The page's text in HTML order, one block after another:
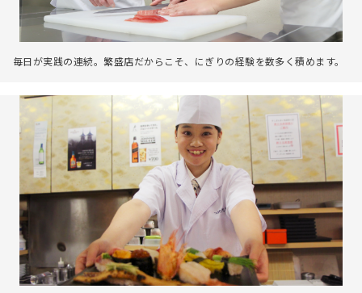
毎日が実践の連続。繁盛店だからこそ、にぎりの経験を数多く積めます。